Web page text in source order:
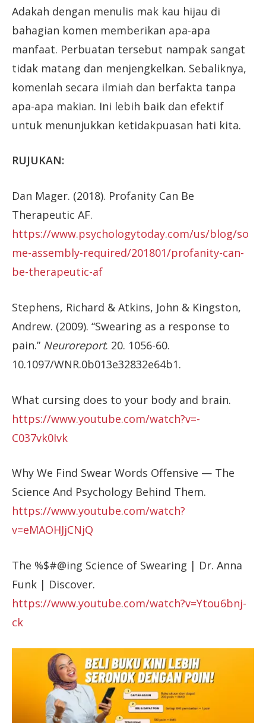
Adakah dengan menulis mak kau hijau di
bahagian komen memberikan apa-apa
manfaat. Perbuatan tersebut nampak sangat
tidak matang dan menjengkelkan. Sebaliknya,
komenlah secara ilmiah dan berfakta tanpa
apa-apa makian. Ini lebih baik dan efektif
untuk menunjukkan ketidakpuasan hati kita.
RUJUKAN:
Dan Mager. (2018). Profanity Can Be
Therapeutic AF.
https://www.psychologytoday.com/us/blog/so
me-assembly-required/201801/profanity-can-
be-therapeutic-af
Stephens, Richard & Atkins, John & Kingston,
Andrew. (2009). “Swearing as a response to
pain.” Neuroreport. 20. 1056-60.
10.1097/WNR.0b013e32832e64b1.
What cursing does to your body and brain.
https://www.youtube.com/watch?v=-
C037vk0Ivk
Why We Find Swear Words Offensive — The
Science And Psychology Behind Them.
https://www.youtube.com/watch?
v=eMAOHJjCNjQ
The %$#@ing Science of Swearing | Dr. Anna
Funk | Discover.
https://www.youtube.com/watch?v=Ytou6bnj-
ck